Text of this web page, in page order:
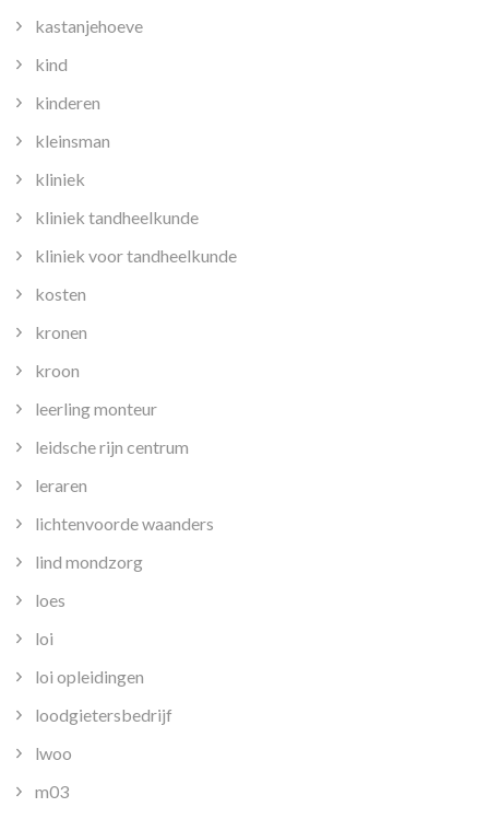
kastanjehoeve
kind
kinderen
kleinsman
kliniek
kliniek tandheelkunde
kliniek voor tandheelkunde
kosten
kronen
kroon
leerling monteur
leidsche rijn centrum
leraren
lichtenvoorde waanders
lind mondzorg
loes
loi
loi opleidingen
loodgietersbedrijf
lwoo
m03